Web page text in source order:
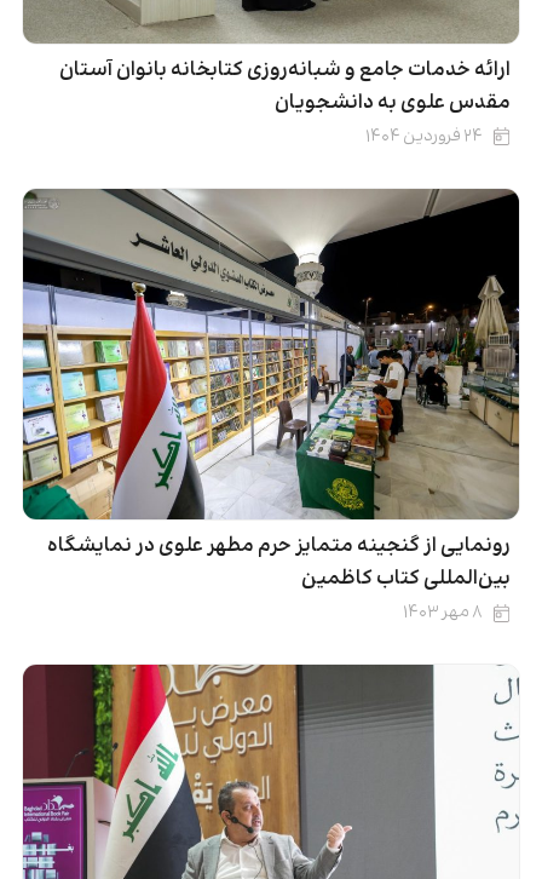
ارائه خدمات جامع و شبانه‌روزی کتابخانه بانوان آستان
مقدس علوی به دانشجویان
۲۴ فروردین ۱۴۰۴
رونمایی از گنجینه متمایز حرم مطهر علوی در نمایشگاه
بین‌المللی کتاب کاظمین
۸ مهر ۱۴۰۳